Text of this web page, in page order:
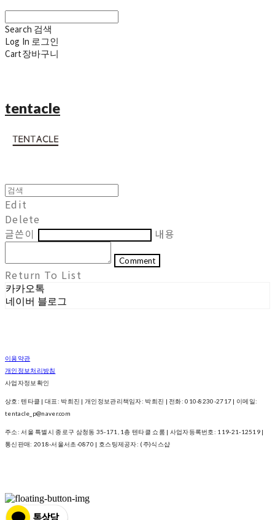
Search 검색
Log In 로그인
Cart장바구니
tentacle
Edit
Delete
글쓴이
내용
Comment
Return To List
카카오톡
네이버 블로그
이용약관
개인정보처리방침
사업자정보확인
상호: 텐타클 | 대표: 박희진 | 개인정보관리책임자: 박희진 | 전화: 010-8230-2717 | 이메일:
tentacle_p@naver.com
주소: 서울 특별시 종로구 삼청동 35-171, 1층 텐타클 쇼룸 | 사업자등록번호: 119-21-12519 |
통신판매: 2018-서울서초-0870 | 호스팅제공자: (주)식스샵